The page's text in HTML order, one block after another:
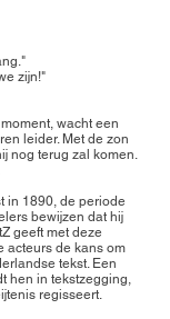
zijn!"
wacht een
leider. Met de zon
nog terug zal komen.
in 1890, de periode
bewijzen dat hij
geeft met deze
acteurs de kans om
tekst. Een
hen in tekstzegging,
regisseert.